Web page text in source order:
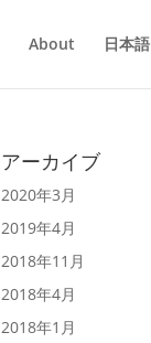
About 日本語
アーカイブ
2020年3月
2019年4月
2018年11月
2018年4月
2018年1月